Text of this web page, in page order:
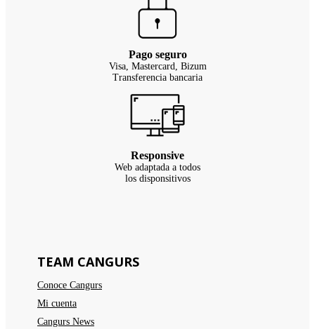
Pago seguro
Visa, Mastercard, Bizum
Transferencia bancaria
Responsive
Web adaptada a todos
los disponsitivos
TEAM CANGURS
Conoce Cangurs
Mi cuenta
Cangurs News